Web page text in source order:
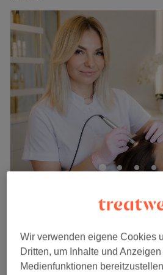
9 Bewertungen
Augenbrauenlaminierung inkl.
Korrektur | Brow Lifting
1 Std.
Wir verwenden eigene Cookies
Dritten, um Inhalte und
Medienfunktionen